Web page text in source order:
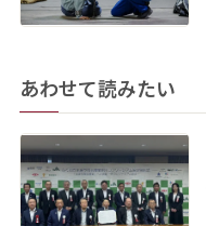
あわせて読みたい